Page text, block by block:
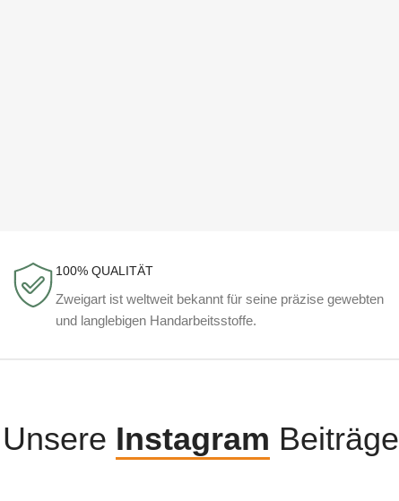
100% QUALITÄT
Zweigart ist weltweit bekannt für seine präzise gewebten
und langlebigen Handarbeitsstoffe.
Unsere Instagram Beiträge